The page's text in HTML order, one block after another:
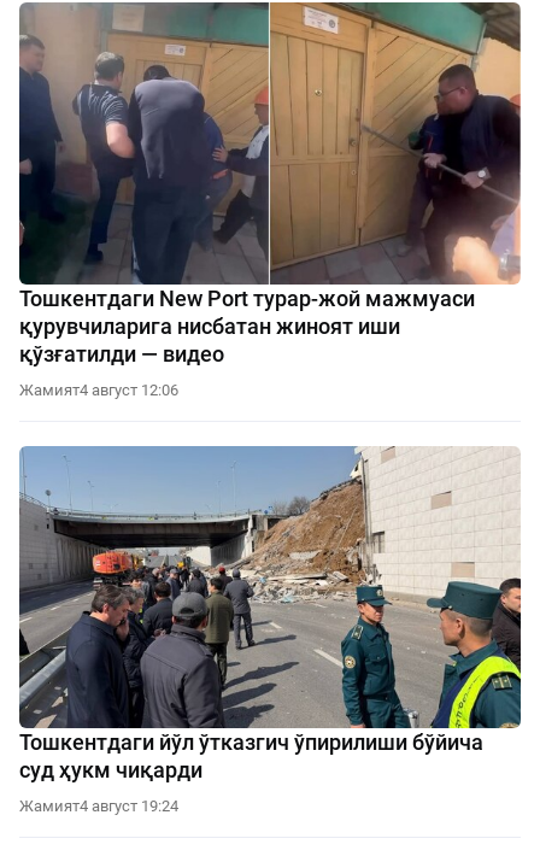
Тошкентдаги New Port турар-жой мажмуаси
қурувчиларига нисбатан жиноят иши
қўзғатилди — видео
Жамият4 август 12:06
Тошкентдаги йўл ўтказгич ўпирилиши бўйича
суд ҳукм чиқарди
Жамият4 август 19:24